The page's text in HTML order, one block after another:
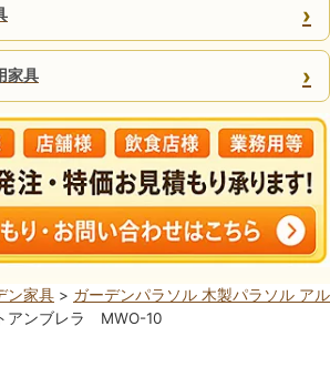
›
家具 ›
ン家具 > ガーデンパラソル 木製パラソル アル
アンブレラ MWO-10